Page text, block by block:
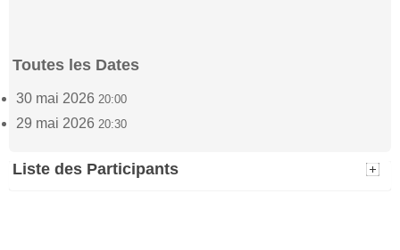
Toutes les Dates
30 mai 2026 20:00
29 mai 2026 20:30
Liste des Participants